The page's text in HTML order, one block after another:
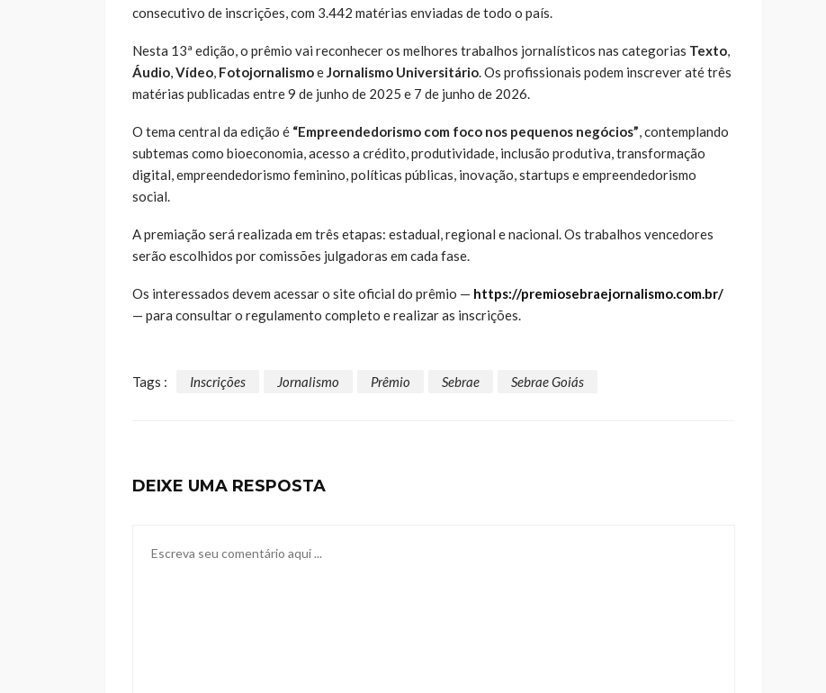
consecutivo de inscrições, com 3.442 matérias enviadas de todo o país.
Nesta 13ª edição, o prêmio vai reconhecer os melhores trabalhos jornalísticos nas categorias Texto,
Áudio,Vídeo, FotojornalismoeJornalismo Universitário. Os profissionais podem inscrever até três
matérias publicadas entre 9 de junho de 2025 e 7 de junho de 2026.
O tema central da edição é “Empreendedorismo com foco nos pequenos negócios”, contemplando
subtemas como bioeconomia, acesso a crédito, produtividade, inclusão produtiva, transformação
digital, empreendedorismo feminino, políticas públicas, inovação, startups e empreendedorismo
social.
A premiação será realizada em três etapas: estadual, regional e nacional. Os trabalhos vencedores
serão escolhidos por comissões julgadoras em cada fase.
Os interessados devem acessar o site oficial do prêmio — https://premiosebraejornalismo.com.br/
— para consultar o regulamento completo e realizar as inscrições.
Tags : Inscrições Jornalismo Prêmio Sebrae Sebrae Goiás
DEIXE UMA RESPOSTA